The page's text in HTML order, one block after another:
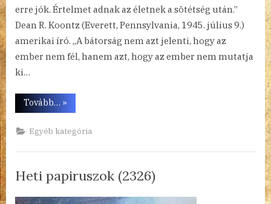
erre jók. Értelmet adnak az életnek a sötétség után.”
Dean R. Koontz (Everett, Pennsylvania, 1945. július 9.)
amerikai író. „A bátorság nem azt jelenti, hogy az
ember nem fél, hanem azt, hogy az ember nem mutatja
ki…
Tovább… “Heti
papiruszok
»
Egyéb kategória
Heti papiruszok (2326)
Posted
2023.07.02.
By
admin
Nincs hozzászólása(z)